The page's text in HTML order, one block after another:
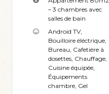
– 3 chambres avec
salles de bain
Android TV,
Bouilloire éléctrique
Bureau Cafetière à
dosettes Chauffage
Cuisine équipée
Équipements
chambre Gel